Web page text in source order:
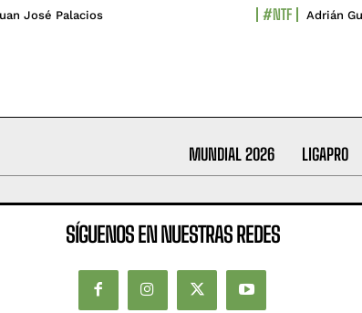
José Palacios #NTF Adrián
MUNDIAL 2026 LIGAPRO
SÍGUENOS EN NUESTRAS REDES